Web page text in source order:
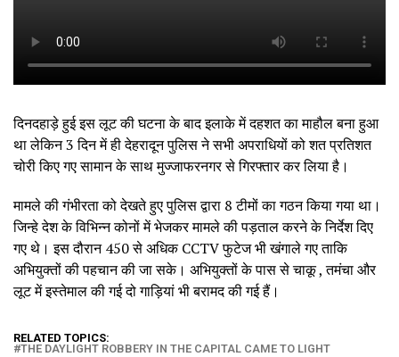
दिनदहाड़े हुई इस लूट की घटना के बाद इलाके में दहशत का माहौल बना हुआ
था लेकिन 3 दिन में ही देहरादून पुलिस ने सभी अपराधियों को शत प्रतिशत
चोरी किए गए सामान के साथ मुज्जाफरनगर से गिरफ्तार कर लिया है।
मामले की गंभीरता को देखते हुए पुलिस द्वारा 8 टीमों का गठन किया गया था।
जिन्हे देश के विभिन्न कोनों में भेजकर मामले की पड़ताल करने के निर्देश दिए
गए थे। इस दौरान 450 से अधिक CCTV फुटेज भी खंगाले गए ताकि
अभियुक्तों की पहचान की जा सके। अभियुक्तों के पास से चाकू , तमंचा और
लूट में इस्तेमाल की गई दो गाड़ियां भी बरामद की गई हैं।
RELATED TOPICS:
THE DAYLIGHT ROBBERY IN THE CAPITAL CAME TO LIGHT